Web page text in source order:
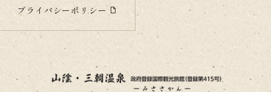
プライバシーポリシー